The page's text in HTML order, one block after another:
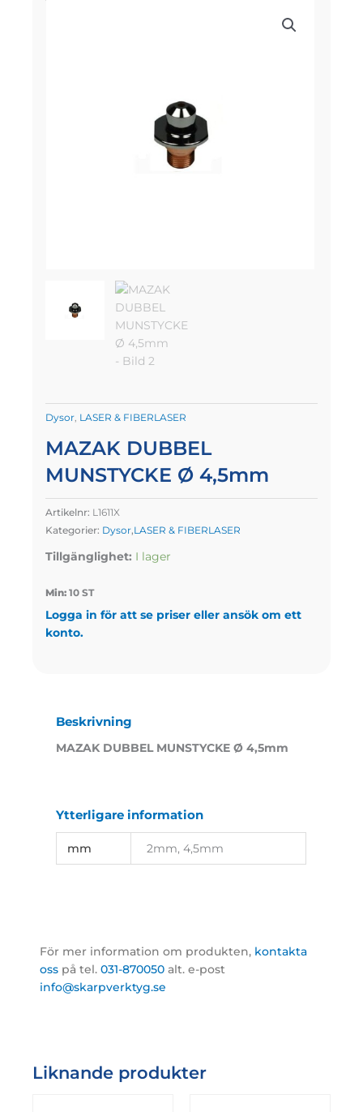
Dysor, LASER & FIBERLASER
MAZAK DUBBEL
MUNSTYCKE Ø 4,5mm
Artikelnr: L1611X
Kategorier: Dysor,LASER & FIBERLASER
Tillgänglighet: I lager
Min: 10 ST
Logga in för att se priser eller ansök om ett
konto.
Beskrivning
MAZAK DUBBEL MUNSTYCKE Ø 4,5mm
Ytterligare information
mm 2mm, 4,5mm
För mer information om produkten, kontakta
oss på tel.031-870050 alt. e-post
info@skarpverktyg.se
Liknande produkter